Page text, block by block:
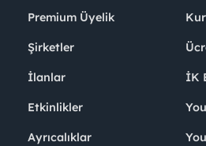
Premium Üyelik
Şirketler
İlanlar
Etkinlikler
Ayrıcalıklar
İK